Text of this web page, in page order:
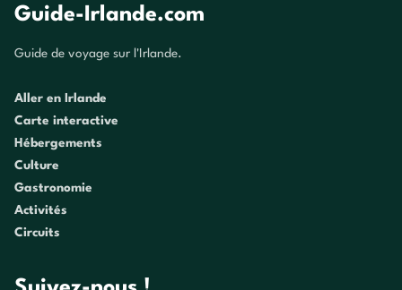
Guide-Irlande.com
Guide de voyage sur l'Irlande.
Aller en Irlande
Carte interactive
Hébergements
Culture
Gastronomie
Activités
Circuits